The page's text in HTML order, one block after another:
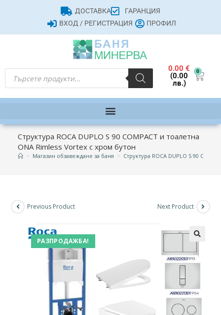
ДОСТАВКА
ГАРАНЦИЯ
ВХОД / РЕГИСТРАЦИЯ
ПРОФИЛ
0.00€
(0.00
лв.)
0
Структура ROCA DUPLO S 90 COMPACT и тоалетна
ONA Rimless Vortex с хром бутон
> Магазин обзавеждане за баня > Структура ROCA DUPLO S 90
РАЗПРОДАЖБА!
Previous Product Next Product